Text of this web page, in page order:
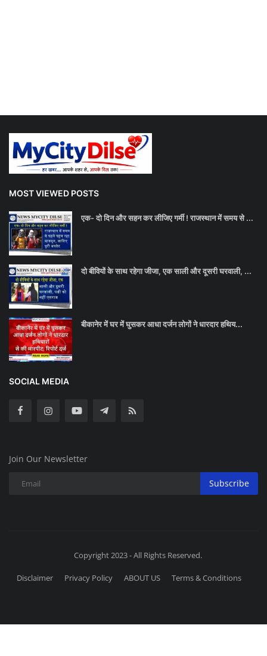
MOST VIEWED POSTS
एक- दो दिन और सहन कर लीजिए गर्मी ! राजस्थान में समय से ...
दो बीवियों के साथ रहेगा जीजा, एक साली और दूसरी घरवाली, ...
बीकानेर में घर में घुसकर आधा दर्जन लोगों ने धारदार हथिय...
SOCIAL MEDIA
Join Our Newsletter
Subscribe
Copyright 2023 - All Rights Reserved.
Disclaimer Privacy Policy ABOUT US Terms & Conditions